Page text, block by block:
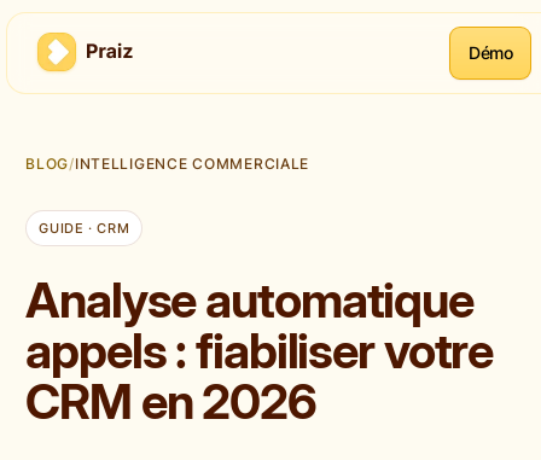
Démo
BLOG/INTELLIGENCE COMMERCIALE
GUIDE · CRM
Analyse automatique
appels : fiabiliser votre
CRM en 2026